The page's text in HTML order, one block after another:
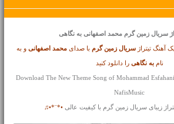
سریال زمین گرم محمد اصفهانی به نگاهی
آهنگ تیتراژسریال زمین گرم با صدایمحمد اصفهانی و به
نامبه نگاهی را دانلود کنید
Download The New Theme Song of Mohammad
NafisMusic
زیبای سریال زمین گرم با کیفیت عالی•*¨*•♫